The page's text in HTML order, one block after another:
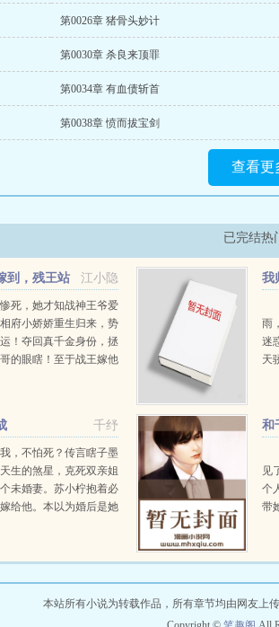
第0026章 猪骨头妙计
第0030章 杀良来顶罪
第0034章 有血债斩首
第0038章 愤而拔宝剑
查看更
已完结热
江小隐
到，残王站
死，她才知战神王爷爱
府小娇娇重生归来，势
！夺回真千金身份，拯
的眼瞎！至于战王嫁他
我
雨
迷
天
子
千纾
，不怕死？传言瞎子墨
生的煞星，克死双亲姐
未婚妻。苏小柠抱着必
给他。本以为婚后是她
他说，谁敢动我的女
和
见
个
带
面
本站所有小说为转载作品，所有章节均由网友上